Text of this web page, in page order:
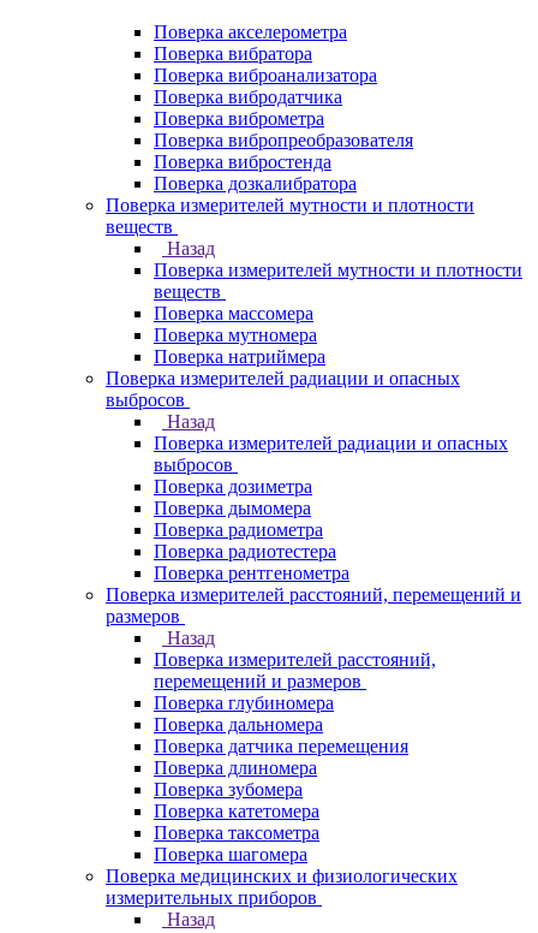
Поверка акселерометра
Поверка вибратора
Поверка виброанализатора
Поверка вибродатчика
Поверка виброметра
Поверка вибропреобразователя
Поверка вибростенда
Поверка дозкалибратора
Поверка измерителей мутности и плотности
веществ
Назад
Поверка измерителей мутности и плотности
веществ
Поверка массомера
Поверка мутномера
Поверка натриймера
Поверка измерителей радиации и опасных
выбросов
Назад
Поверка измерителей радиации и опасных
выбросов
Поверка дозиметра
Поверка дымомера
Поверка радиометра
Поверка радиотестера
Поверка рентгенометра
Поверка измерителей расстояний, перемещений и
размеров
Назад
Поверка измерителей расстояний,
перемещений и размеров
Поверка глубиномера
Поверка дальномера
Поверка датчика перемещения
Поверка длиномера
Поверка зубомера
Поверка катетомера
Поверка таксометра
Поверка шагомера
Поверка медицинских и физиологических
измерительных приборов
Назад